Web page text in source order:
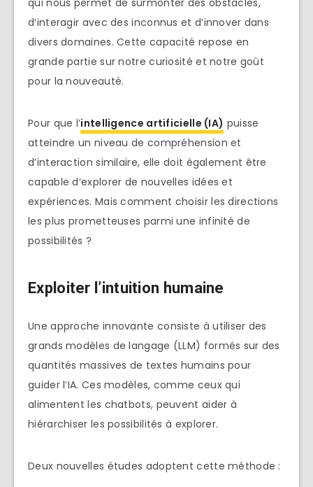
qui nous permet de surmonter des obstacles,
d’interagir avec des inconnus et d’innover dans
divers domaines. Cette capacité repose en
grande partie sur notre curiosité et notre goût
pour la nouveauté.
Pour que l’intelligence artificielle (IA) puisse
atteindre un niveau de compréhension et
d’interaction similaire, elle doit également être
capable d’explorer de nouvelles idées et
expériences. Mais comment choisir les directions
les plus prometteuses parmi une infinité de
possibilités ?
Exploiter l’intuition humaine
Une approche innovante consiste à utiliser des
grands modèles de langage (LLM) formés sur des
quantités massives de textes humains pour
guider l’IA. Ces modèles, comme ceux qui
alimentent les chatbots, peuvent aider à
hiérarchiser les possibilités à explorer.
Deux nouvelles études adoptent cette méthode :